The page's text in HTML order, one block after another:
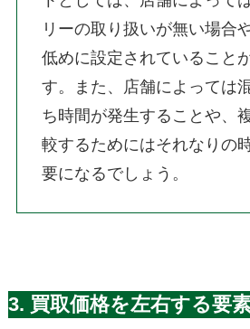
リーの取り扱いが無い場合
低めに設定されていること
す。また、店舗によっては
ち時間が発生することや、
較するためにはそれなりの
要になるでしょう。
3. 買取価格を左右する要